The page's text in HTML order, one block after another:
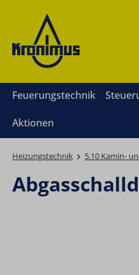
Zur
Feuerungstechnik
Aktionen
Heizungstechnik 5.10 Kamin-